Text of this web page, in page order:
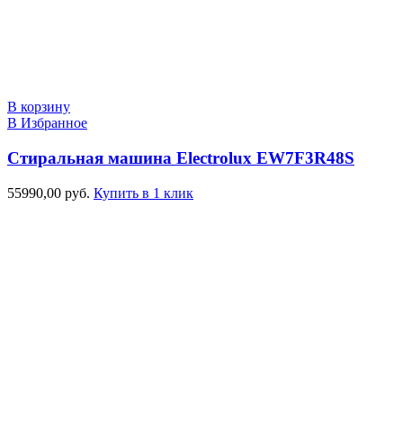
В корзину
В Избранное
Стиральная машина Electrolux EW7F3R48S
55990,00 руб. Купить в 1 клик